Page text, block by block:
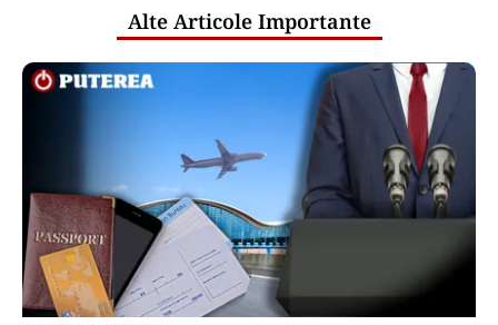
Alte Articole Importante